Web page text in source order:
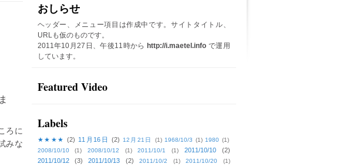
ろに
みな
おしらせ
ヘッダー、メニュー項目は作成中です。サイトタイトル、
URLも仮のものです。
2011年10月27日、午後11時から http://i.maetel.info で運用
しています。
Featured Video
Labels
★★★★ (2) 11月16日 (2) 12月21日 (1) 1968/10/3 (1) 1980 (1)
2008/10/10
(1) 2008/10/12 (1) 2011/10/1 (1) 2011/10/10
(2)
2011/10/12
(3) 2011/10/13 (2) 2011/10/2 (1) 2011/10/20 (1)